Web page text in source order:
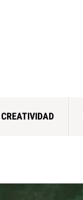
CREATIVIDAD